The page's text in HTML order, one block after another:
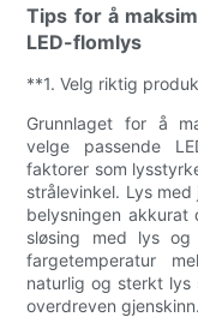
Tips for å
LED-flomlys
**1. Velg riktig
Grunnlaget for å
velge passende
faktorer som
strålevinkel. Lys
belysningen akkurat
sløsing med lys
fargetemperatur
naturlig og sterkt lys
overdreven gjenskinn.